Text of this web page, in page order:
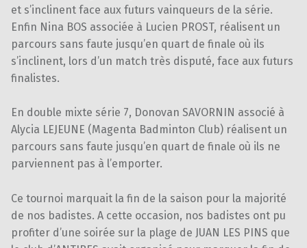
et s’inclinent face aux futurs vainqueurs de la série.
Enfin Nina BOS associée à Lucien PROST, réalisent un
parcours sans faute jusqu’en quart de finale où ils
s’inclinent, lors d’un match très disputé, face aux futurs
finalistes.
En double mixte série 7, Donovan SAVORNIN associé à
Alycia LEJEUNE (Magenta Badminton Club) réalisent un
parcours sans faute jusqu’en quart de finale où ils ne
parviennent pas à l’emporter.
Ce tournoi marquait la fin de la saison pour la majorité
de nos badistes. A cette occasion, nos badistes ont pu
profiter d’une soirée sur la plage de JUAN LES PINS que